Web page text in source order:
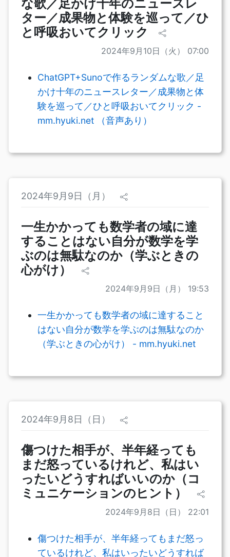
な歌／足かけ十年のニュースレ
ター／成果物と体験を巡って／ひ
と呼吸おいてクリック
2024年9月10日（火） 07:00
ChatGPT+Sunoで作るランダムな歌／足
かけ十年のニュースレター／成果物と体
験を巡って／ひと呼吸おいてクリック -
mm.hyuki.net （音声あり）
2024年9月9日（月）
一生かかっても数学者の域に達
することはない自分が数学を学
ぶのは無駄なのか（学ぶときの
心がけ）
2024年9月9日（月） 19:53
一生かかっても数学者の域に達すること
はない自分が数学を学ぶのは無駄なのか
（学ぶときの心がけ） - mm.hyuki.net
2024年9月8日（日）
傷つけた相手が、半年経っても
まだ怒っているけれど、私はい
ったいどうすればいいのか（コ
ミュニケーションのヒント）
2024年9月8日（日） 22:01
傷つけた相手が、半年経ってもまだ怒っ
ているけれど、私はいったいどうすれば